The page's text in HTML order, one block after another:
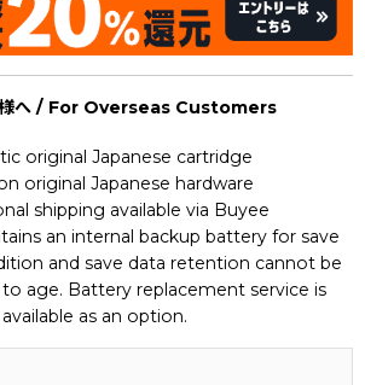
様へ / For Overseas Customers
original Japanese cartridge
original Japanese hardware
shipping available via Buyee
an internal backup battery for save
and save data retention cannot be
age. Battery replacement service is
available as an option.